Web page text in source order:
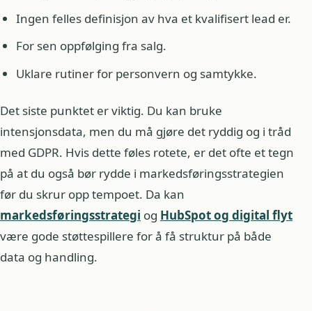
Ingen felles definisjon av hva et kvalifisert lead er.
For sen oppfølging fra salg.
Uklare rutiner for personvern og samtykke.
Det siste punktet er viktig. Du kan bruke
intensjonsdata, men du må gjøre det ryddig og i tråd
med GDPR. Hvis dette føles rotete, er det ofte et tegn
på at du også bør rydde i markedsføringsstrategien
før du skrur opp tempoet. Da kan
markedsføringsstrategi og HubSpot og digital flyt
være gode støttespillere for å få struktur på både
data og handling.